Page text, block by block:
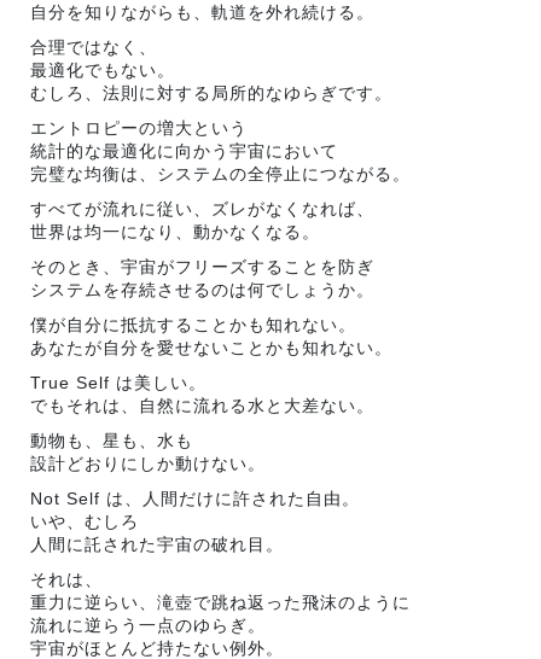
自分を知りながらも、軌道を外れ続ける。
合理ではなく、
最適化でもない。
むしろ、法則に対する局所的なゆらぎです。
エントロピーの増大という
統計的な最適化に向かう宇宙において
完璧な均衡は、システムの全停止につながる。
すべてが流れに従い、ズレがなくなれば、
世界は均一になり、動かなくなる。
そのとき、宇宙がフリーズすることを防ぎ
システムを存続させるのは何でしょうか。
僕が自分に抵抗することかも知れない。
あなたが自分を愛せないことかも知れない。
True Self は美しい。
でもそれは、自然に流れる水と大差ない。
動物も、星も、水も
設計どおりにしか動けない。
Not Self は、人間だけに許された自由。
いや、むしろ
人間に託された宇宙の破れ目。
それは、
重力に逆らい、滝壺で跳ね返った飛沫のように
流れに逆らう一点のゆらぎ。
宇宙がほとんど持たない例外。